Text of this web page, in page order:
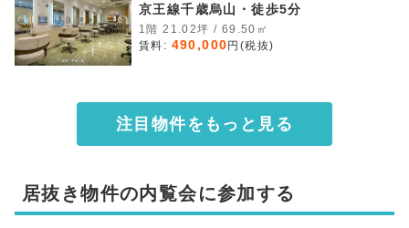
京王線千歳烏山・徒歩5分
1階 21.02坪 / 69.50㎡
賃料: 490,000 円(税抜)
注目物件をもっと見る
居抜き物件の内覧会に参加する